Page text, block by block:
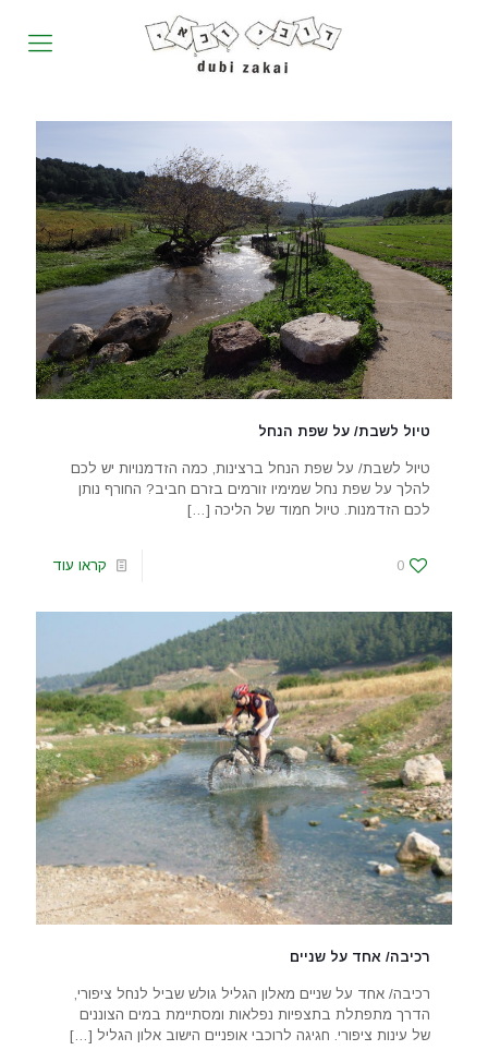
טיול לשבת/ על שפת הנחל
טיול לשבת/ על שפת הנחל ברצינות, כמה הזדמנויות יש לכם
להלך על שפת נחל שמימיו זורמים בזרם חביב? החורף נותן
לכם הזדמנות. טיול חמוד של הליכה […]
0 קראו עוד
רכיבה/ אחד על שניים
רכיבה/ אחד על שניים מאלון הגליל גולש שביל לנחל ציפורי,
הדרך מתפתלת בתצפיות נפלאות ומסתיימת במים הצוננים
של עינות ציפורי. חגיגה לרוכבי אופניים הישוב אלון הגליל […]